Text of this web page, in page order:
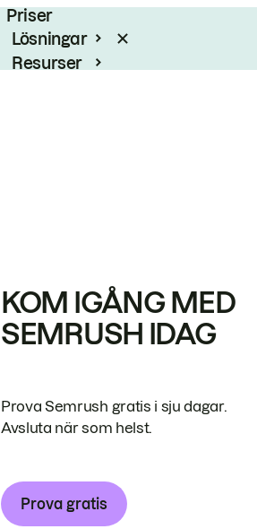
Priser
Lösningar
Resurser
KOM IGÅNG MED
SEMRUSH IDAG
Prova Semrush gratis i sju dagar.
Avsluta när som helst.
Prova gratis